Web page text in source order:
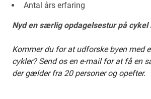
Antal års erfaring
Nyd en særlig opdagelsestur på cykel
Kommer du for at udforske byen med
cykler? Send os en e-mail for at få en
der gælder fra 20 personer og opefter.